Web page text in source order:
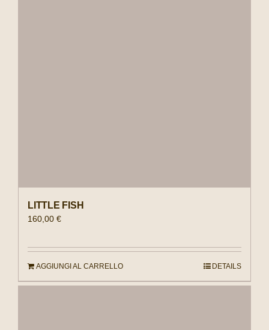
LITTLE FISH
160,00 €
AGGIUNGI AL CARRELLO DETAILS